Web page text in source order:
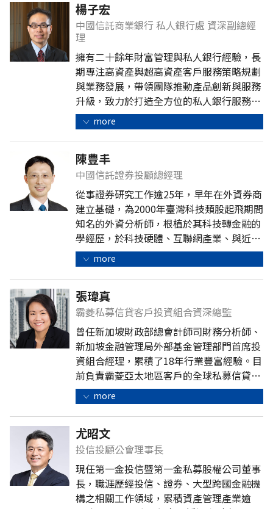
楊子宏
中國信託商業銀行 私人銀行處 資深副總經
理
擁有二十餘年財富管理與私人銀行經驗，長
期專注高資產與超高資產客戶服務策略規劃
與業務發展，帶領團隊推動產品創新與服務
升級，致力於打造全方位的私人銀行服務。
中國信託私人銀行曾多次獲得國際私人銀行
與財富管理大獎肯定。
more
陳豊丰
中國信託證券投顧總經理
從事證券研究工作逾25年，早年在外資券商
建立基礎，為2000年臺灣科技類股起飛期間
知名的外資分析師，根植於其科技轉金融的
學經歷，於科技硬體、互聯網產業、與近年
AI產業研究領域，皆累積相當聲望。
more
張瑋真
霸菱私募信貸客戶投資組合資深總監
曾任新加坡財政部總會計師司財務分析師、
新加坡金融管理局外部基金管理部門首席投
資組合經理，累積了18年行業豐富經驗。目
前負責霸菱亞太地區客戶的全球私募信貸投
資的客戶管理、產品開發和對外溝通。
more
尤昭文
投信投顧公會理事長
現任第一金投信暨第一金私募股權公司董事
長，職涯歷經投信、證券、大型跨國金融機
構之相關工作領域，累積資產管理產業逾